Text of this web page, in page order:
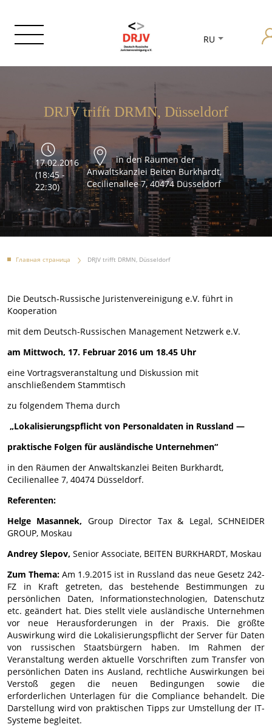
RU
DRJV trifft DRMN, Düsseldorf
17.02.2016
(18:45 -
22:30)
in den Räumen der
Anwaltskanzlei Beiten Burkhardt,
Cecilienallee 7, 40474 Düsseldorf
Главная страница DRJV trifft DRMN, Düsseldorf
Die Deutsch-Russische Juristenvereinigung e.V. führt in
Kooperation
mit dem Deutsch-Russischen Management Netzwerk e.V.
am Mittwoch, 17. Februar 2016 um 18.45 Uhr
eine Vortragsveranstaltung und Diskussion mit
anschließendem Stammtisch
zu folgendem Thema durch
„Lokalisierungspflicht von Personaldaten in Russland —
praktische Folgen für ausländische Unternehmen“
in den Räumen der Anwaltskanzlei Beiten Burkhardt,
Cecilienallee 7, 40474 Düsseldorf.
Referenten:
Helge Masannek, Group Director Tax & Legal, SCHNEIDER
GROUP, Moskau
Andrey Slepov, Senior Associate, BEITEN BURKHARDT, Moskau
Zum Thema: Am 1.9.2015 ist in Russland das neue Gesetz 242-
FZ in Kraft getreten, das bestehende Bestimmungen zu
persönlichen Daten, Informationstechnologien, Datenschutz
etc. geändert hat. Dies stellt viele ausländische Unternehmen
vor neue Herausforderungen in der Praxis. Die größte
Auswirkung wird die Lokalisierungspflicht der Server für Daten
von russischen Staatsbürgern haben. Im Rahmen der
Veranstaltung werden aktuelle Vorschriften zum Transfer von
persönlichen Daten ins Ausland, rechtliche Auswirkungen bei
Verstoß gegen die neuen Bedingungen sowie die
erforderlichen Unterlagen für die Compliance behandelt. Die
Darstellung wird von praktischen Tipps zur Umstellung der IT-
Systeme begleitet.